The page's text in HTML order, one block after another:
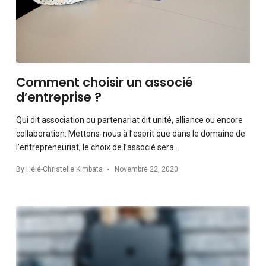
Comment choisir un associé
d’entreprise ?
Qui dit association ou partenariat dit unité, alliance ou encore
collaboration. Mettons-nous à l’esprit que dans le domaine de
l’entrepreneuriat, le choix de l’associé sera…
By Hélé-Christelle Kimbata Novembre 22, 2020